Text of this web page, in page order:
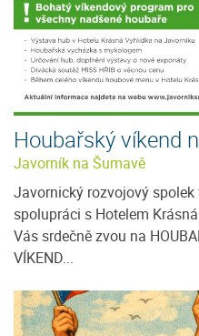
Houbařský víkend
Javorník na Šumavě
Javornický rozvojový spolek
spolupráci s Hotelem
Vás srdečně zvou na
VÍKEND...